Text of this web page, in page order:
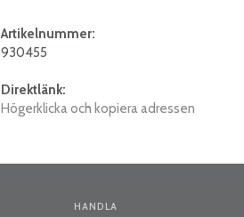
Artikelnummer:
930455
Direktlänk:
Högerklicka och kopiera adressen
HANDLA